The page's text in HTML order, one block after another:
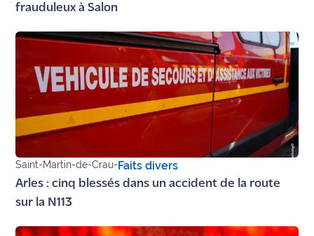
frauduleux à Salon
Saint-Martin-de-Crau-Faits divers
Arles : cinq blessés dans un accident de la route
sur la N113